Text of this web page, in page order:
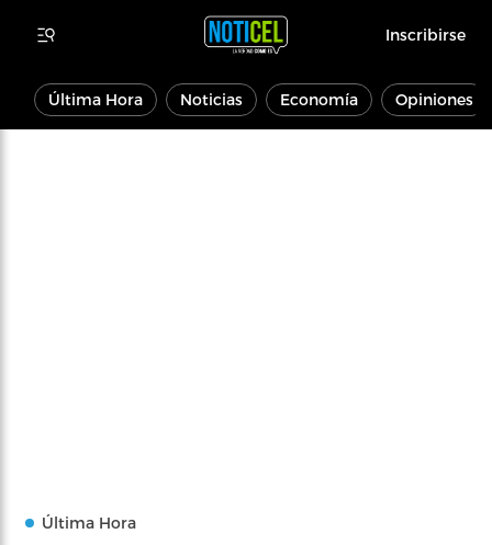
Inscribirse
Última Hora Noticias Economía Opiniones
Última Hora